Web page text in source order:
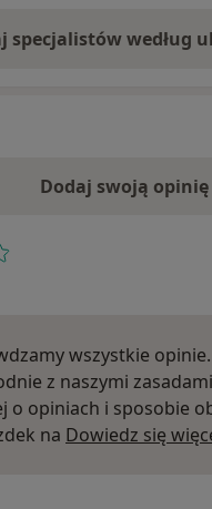
specjalistów według
Dodaj swoją opinię
wszystkie
z naszymi
o opiniach i sposobie
na Dowiedz się